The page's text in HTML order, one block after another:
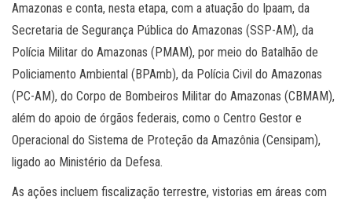
Amazonas e conta, nesta etapa, com a atuação do Ipaam, da
Secretaria de Segurança Pública do Amazonas (SSP-AM), da
Polícia Militar do Amazonas (PMAM), por meio do Batalhão de
Policiamento Ambiental (BPAmb), da Polícia Civil do Amazonas
(PC-AM), do Corpo de Bombeiros Militar do Amazonas (CBMAM),
além do apoio de órgãos federais, como o Centro Gestor e
Operacional do Sistema de Proteção da Amazônia (Censipam),
ligado ao Ministério da Defesa.
As ações incluem fiscalização terrestre, vistorias em áreas com